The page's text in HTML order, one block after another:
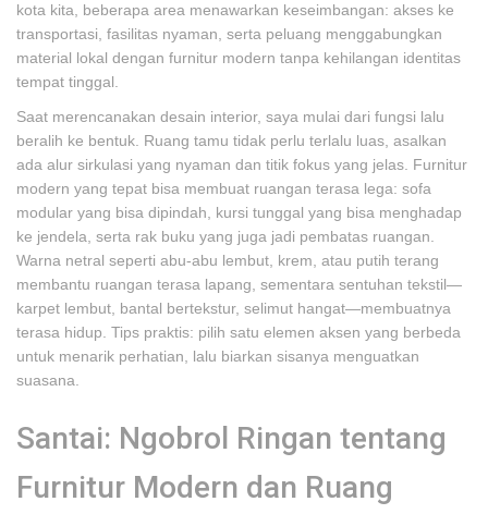
kota kita, beberapa area menawarkan keseimbangan: akses ke
transportasi, fasilitas nyaman, serta peluang menggabungkan
material lokal dengan furnitur modern tanpa kehilangan identitas
tempat tinggal.
Saat merencanakan desain interior, saya mulai dari fungsi lalu
beralih ke bentuk. Ruang tamu tidak perlu terlalu luas, asalkan
ada alur sirkulasi yang nyaman dan titik fokus yang jelas. Furnitur
modern yang tepat bisa membuat ruangan terasa lega: sofa
modular yang bisa dipindah, kursi tunggal yang bisa menghadap
ke jendela, serta rak buku yang juga jadi pembatas ruangan.
Warna netral seperti abu-abu lembut, krem, atau putih terang
membantu ruangan terasa lapang, sementara sentuhan tekstil—
karpet lembut, bantal bertekstur, selimut hangat—membuatnya
terasa hidup. Tips praktis: pilih satu elemen aksen yang berbeda
untuk menarik perhatian, lalu biarkan sisanya menguatkan
suasana.
Santai: Ngobrol Ringan tentang
Furnitur Modern dan Ruang